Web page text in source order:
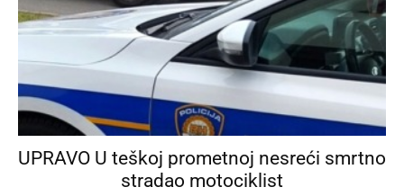
UPRAVO U teškoj prometnoj nesreći smrtno
stradao motociklist